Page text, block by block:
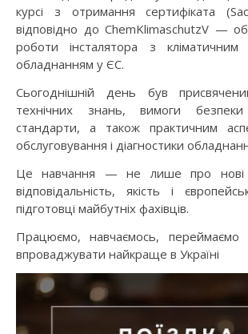
курсі з отримання сертифіката
відповідно до ChemKlimaschutzV —
роботи інсталятора з
обладнанням у ЄС.
Сьогоднішній день був
технічних знань, вимоги безпеки
стандарти, а також практичним
обслуговування і діагностики
Це навчання — не лише про нові
відповідальність, якість і
підготовці майбутніх фахівців.
Працюємо, навчаємось,
впроваджувати найкраще в Україні